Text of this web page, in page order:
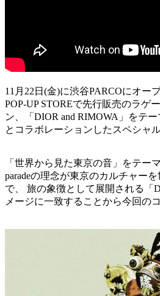
11月22日(金)に渋谷PARCOにオー
POP-UP STOREで先行販売のラゲ
ン、「DIOR and RIMOWA」をテー
とコラボレーションしたスペシャ
「世界から見た東京の音」をテー
paradeの理念が東京のカルチャー
で、 旅の象徴として展開される「
メージに一致することから今回の